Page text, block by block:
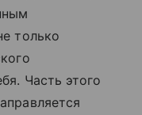
только
Часть этого